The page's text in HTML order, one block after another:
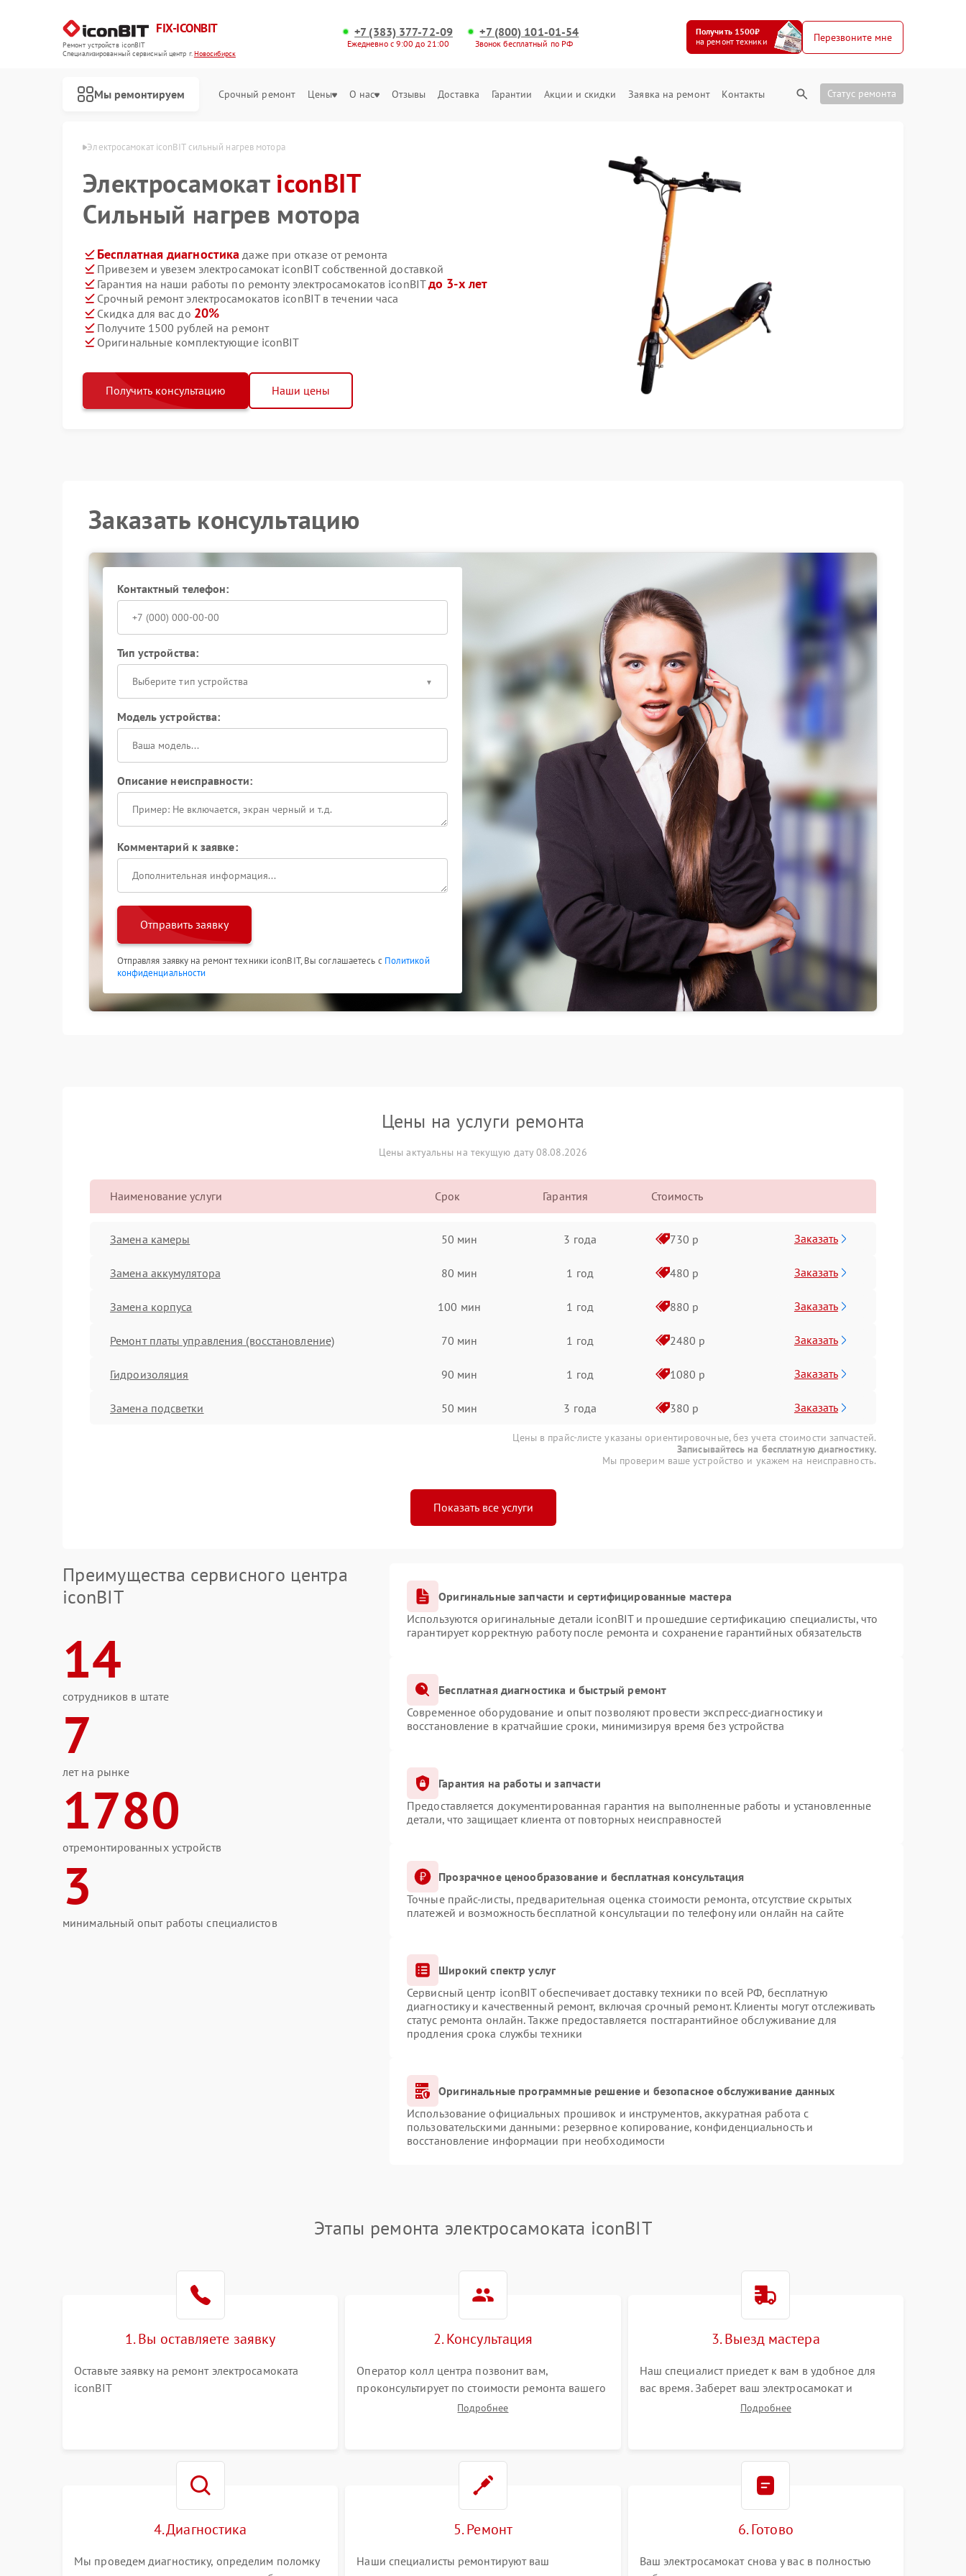
FIX-ICONBIT
Ремонт устройств iconBIT
Специализированный cервисный центр г.Новосибирск
+7 (383) 377-72-09
Ежедневно с 9:00 до 21:00
+7 (800) 101-01-54
Звонок бесплатный по РФ
Получить 1500₽
на ремонт техники
Перезвоните мне
Мы ремонтируем Срочный ремонт Цены О нас Отзывы Доставка Гарантии Акции и скидки Заявка на ремонт Контакты Статус ремонта
в Новосибирске Электросамокат iconBIT сильный нагрев мотора
ЭлектросамокатiconBIT
Сильный нагрев мотора
Бесплатная диагностика даже при отказе от ремонта
Привезем и увезем электросамокат iconBIT собственной доставкой
Гарантия на наши работы по ремонту электросамокатов iconBITдо 3-х лет
Срочный ремонт электросамокатов iconBIT в течении часа
Скидка для вас до 20%
Получите 1500 рублей на ремонт
Оригинальные комплектующие iconBIT
Получить консультацию Наши цены
Заказать консультацию
Контактный телефон:
Тип устройства:
Выберите тип устройства
Модель устройства:
Описание неисправности:
Комментарий к заявке:
Отправить заявку
Отправляя заявку на ремонт техники iconBIT, Вы соглашаетесь с Политикой
конфиденциальности
Цены на услуги ремонта
Цены актуальны на текущую дату 08.08.2026
Наименование услуги Срок Гарантия Стоимость
Замена камеры 50 мин 3 года 730 р Заказать
Замена аккумулятора 80 мин 1 год 480 р Заказать
Замена корпуса 100 мин 1 год 880 р Заказать
Ремонт платы управления (восстановление) 70 мин 1 год 2480 р Заказать
Гидроизоляция 90 мин 1 год 1080 р Заказать
Замена подсветки 50 мин 3 года 380 р Заказать
Цены в прайс-листе указаны ориентировочные, без учета стоимости запчастей.
Записывайтесь на бесплатную диагностику.
Мы проверим ваше устройство и укажем на неисправность.
Показать все услуги
Преимущества сервисного центра
iconBIT
14
сотрудников в штате
7
лет на рынке
1780
отремонтированных устройств
3
минимальный опыт работы специалистов
Оригинальные запчасти и сертифицированные мастера
Используются оригинальные детали iconBIT и прошедшие сертификацию специалисты, что
гарантирует корректную работу после ремонта и сохранение гарантийных обязательств
Бесплатная диагностика и быстрый ремонт
Современное оборудование и опыт позволяют провести экспресс-диагностику и
восстановление в кратчайшие сроки, минимизируя время без устройства
Гарантия на работы и запчасти
Предоставляется документированная гарантия на выполненные работы и установленные
детали, что защищает клиента от повторных неисправностей
Прозрачное ценообразование и бесплатная консультация
Точные прайс-листы, предварительная оценка стоимости ремонта, отсутствие скрытых
платежей и возможность бесплатной консультации по телефону или онлайн на сайте
Широкий спектр услуг
Сервисный центр iconBIT обеспечивает доставку техники по всей РФ, бесплатную
диагностику и качественный ремонт, включая срочный ремонт. Клиенты могут отслеживать
статус ремонта онлайн. Также предоставляется постгарантийное обслуживание для
продления срока службы техники
Оригинальные программные решение и безопасное обслуживание данных
Использование официальных прошивок и инструментов, аккуратная работа с
пользовательскими данными: резервное копирование, конфиденциальность и
восстановление информации при необходимости
Этапы ремонта электросамоката iconBIT
1. Вы оставляете заявку
Оставьте заявку на ремонт электросамоката
iconBIT
2. Консультация
Оператор колл центра позвонит вам,
проконсультирует по стоимости ремонта вашего
электросамоката а также ответит на все ваши
Подробнее
3. Выезд мастера
Наш специалист приедет к вам в удобное для
вас время. Заберет ваш электросамокат и
привезет на склад для диагностики.
Подробнее
4. Диагностика
Мы проведем диагностику, определим поломку
5. Ремонт
Наши специалисты ремонтируют ваш
6. Готово
Ваш электросамокат снова у вас в полностью